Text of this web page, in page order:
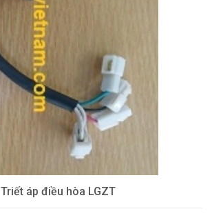
Triết áp điều hòa LGZT